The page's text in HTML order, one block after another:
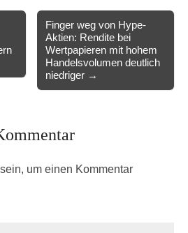
Finger weg von Hype-
Aktien: Rendite bei
Wertpapieren mit hohem
Handelsvolumen deutlich
niedriger →
um einen Kommentar